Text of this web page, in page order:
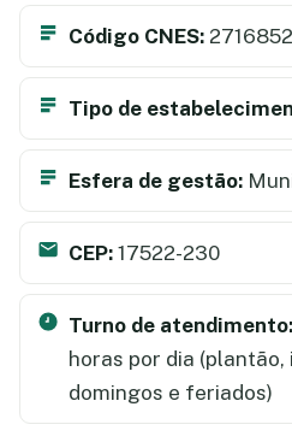
Código CNES: 2716852
Tipo de
Esfera de gestão:
CEP: 17522-230
Turno de atendimento:
horas por dia
domingos e feriados)